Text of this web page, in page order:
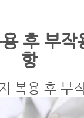
후 부
항
복용 후 부